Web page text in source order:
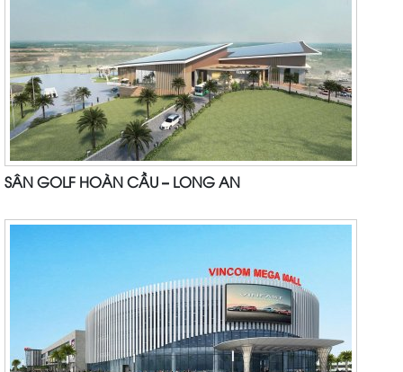
SÂN GOLF HOÀN CẦU – LONG AN